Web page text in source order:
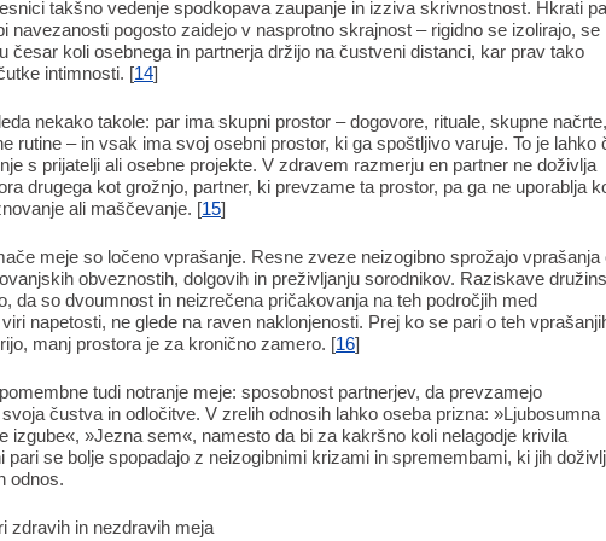
takšno vedenje spodkopava zaupanje in izziva skrivnostnost. Hkrati pa
navezanosti pogosto zaidejo v nasprotno skrajnost – rigidno se izolirajo, se
česar koli osebnega in partnerja držijo na čustveni distanci, kar prav tako
intimnosti. [14]
nekako takole: par ima skupni prostor – dogovore, rituale, skupne načrte,
rutine – in vsak ima svoj osebni prostor, ki ga spoštljivo varuje. To je lahko
s prijatelji ali osebne projekte. V zdravem razmerju en partner ne doživlja
drugega kot grožnjo, partner, ki prevzame ta prostor, pa ga ne uporablja
ali maščevanje. [15]
meje so ločeno vprašanje. Resne zveze neizogibno sprožajo vprašanja
obveznostih, dolgovih in preživljanju sorodnikov. Raziskave
da so dvoumnost in neizrečena pričakovanja na teh področjih med
napetosti, ne glede na raven naklonjenosti. Prej ko se pari o teh
manj prostora je za kronično zamero. [16]
tudi notranje meje: sposobnost partnerjev, da prevzamejo
čustva in odločitve. V zrelih odnosih lahko oseba prizna: »Ljubosumna
izgube«, »Jezna sem«, namesto da bi za kakršno koli nelagodje krivila
pari se bolje spopadajo z neizogibnimi krizami in spremembami, ki jih
odnos.
zdravih in nezdravih meja